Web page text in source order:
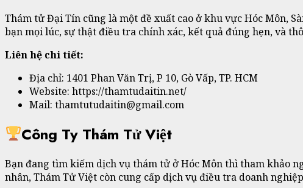
Thám tử Đại Tín cũng là một đề xuất cao ở khu vực Hóc Môn,
bạn mọi lúc, sự thật điều tra chính xác, kết quả đúng hẹn, và
Liên hệ chi tiết:
Địa chỉ: 1401 Phan Văn Trị, P 10, Gò Vấp, TP. HCM
Website: https://thamtudaitin.net/
Mail: thamtutudaitin@gmail.com
Công Ty Thám Tử Việt
Bạn đang tìm kiếm dịch vụ thám tử ở Hóc Môn thì tham khảo
nhân, Thám Tử Việt còn cung cấp dịch vụ điều tra doanh